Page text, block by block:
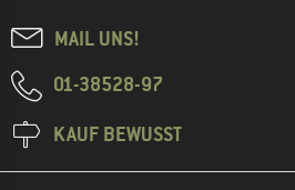
MAIL UNS!
01-38528-97
KAUF BEWUSST